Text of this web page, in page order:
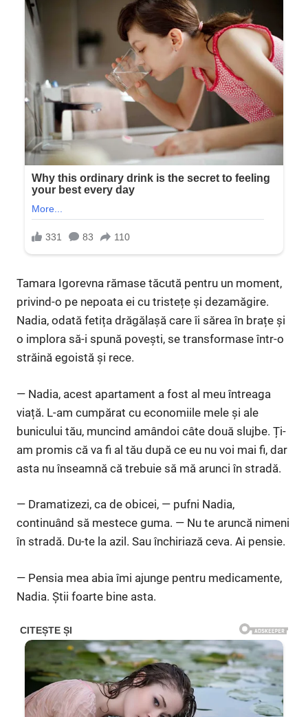
Tamara Igorevna rămase tăcută pentru un moment,
privind-o pe nepoata ei cu tristețe și dezamăgire.
Nadia, odată fetița drăgălașă care îi sărea în brațe și
o implora să-i spună povești, se transformase într-o
străină egoistă și rece.
— Nadia, acest apartament a fost al meu întreaga
viață. L-am cumpărat cu economiile mele și ale
bunicului tău, muncind amândoi câte două slujbe. Ți-
am promis că va fi al tău după ce eu nu voi mai fi, dar
asta nu înseamnă că trebuie să mă arunci în stradă.
— Dramatizezi, ca de obicei, — pufni Nadia,
continuând să mestece guma. — Nu te aruncă nimeni
în stradă. Du-te la azil. Sau închiriază ceva. Ai pensie.
— Pensia mea abia îmi ajunge pentru medicamente,
Nadia. Știi foarte bine asta.